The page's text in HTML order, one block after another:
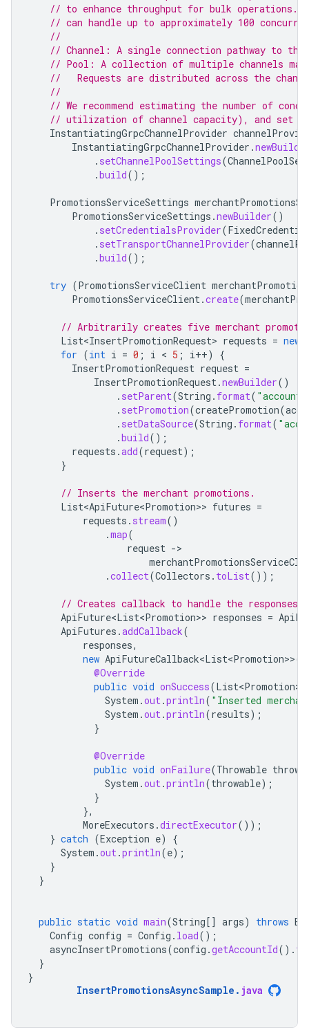
// to enhance throughput for bulk operations.
// can handle up to approximately 100
//
// Channel: A single connection pathway to
// Pool: A collection of multiple channels
//   Requests are distributed across the
//
// We recommend estimating the number of
// utilization of channel capacity), and set
InstantiatingGrpcChannelProvider
InstantiatingGrpcChannelProvider .
. setChannelPoolSettings(
.build();
PromotionsServiceSettings
PromotionsServiceSettings .newBuilder()
. setCredentialsProvider(
. setTransportChannelProvider(
.build();
try (PromotionsServiceClient
PromotionsServiceClient.create(
// Arbitrarily creates five merchant
List<InsertPromotionRequest> requests = new
for (int i = 0 ; i < 5 ; i++)
{
InsertPromotionRequest request =
InsertPromotionRequest.newBuilder()
. setParent(String . format(
. setPromotion(createPromotion(
. setDataSource(String . format(
.build();
requests .add(request);
}
// Inserts the merchant promotions.
List<ApiFuture<Promotion>> futures =
requests . stream()
.map(
request -
.collect(Collectors . toList());
// Creates callback to handle the responses
ApiFuture<List<Promotion>> responses =
ApiFutures .addCallback(
responses,
new ApiFutureCallback<List<Promotion>>()
@Override
public void onSuccess(List<Promotion>
System .out.println( "Inserted
System .out.println(results);
}
@Override
public void onFailure(Throwable
System .out.println(throwable);
}
},
MoreExecutors .directExecutor());
} catch (Exception e)
{
System .out.println(e);
}
}
public static void main(String[] args) throws
Config config = Config . load();
asyncInsertPromotions(config .getAccountId().
}
}
InsertPromotionsAsyncSample . java